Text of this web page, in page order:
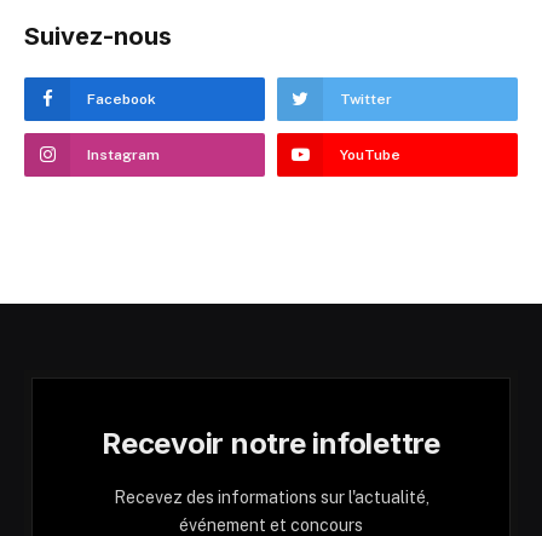
Suivez-nous
Facebook Twitter
Instagram YouTube
Recevoir notre infolettre
Recevez des informations sur l'actualité,
événement et concours